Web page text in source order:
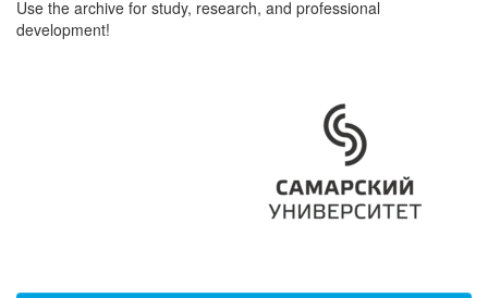
Use the archive for study, research, and professional
development!